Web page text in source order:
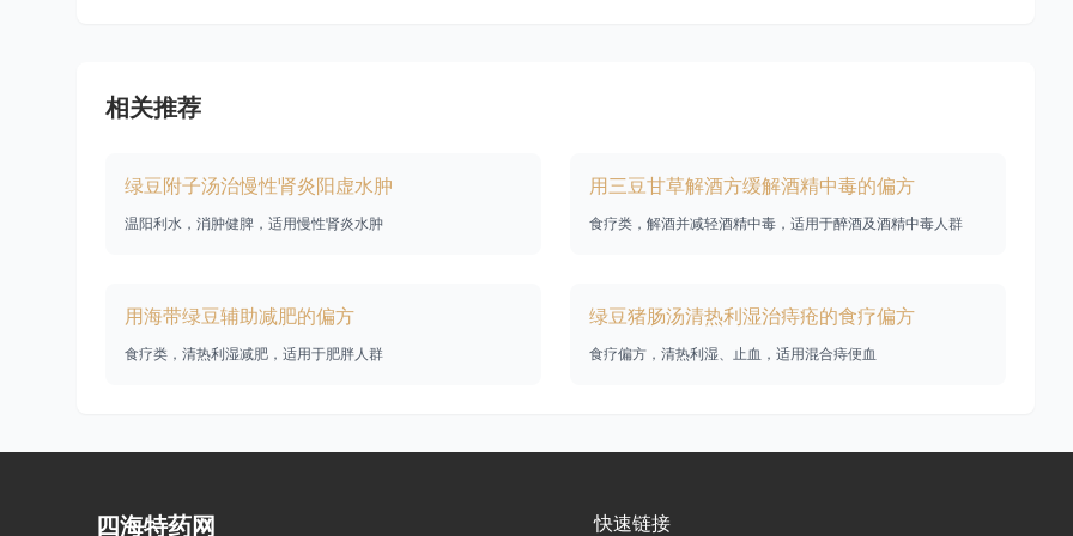
相关推荐
绿豆附子汤治慢性肾炎阳虚水肿
温阳利水，消肿健脾，适用慢性肾炎水肿
用三豆甘草解酒方缓解酒精中毒的偏方
食疗类，解酒并减轻酒精中毒，适用于醉酒及酒精中毒人群
用海带绿豆辅助减肥的偏方
食疗类，清热利湿减肥，适用于肥胖人群
绿豆猪肠汤清热利湿治痔疮的食疗偏方
食疗偏方，清热利湿、止血，适用混合痔便血
四海特药网 快速链接